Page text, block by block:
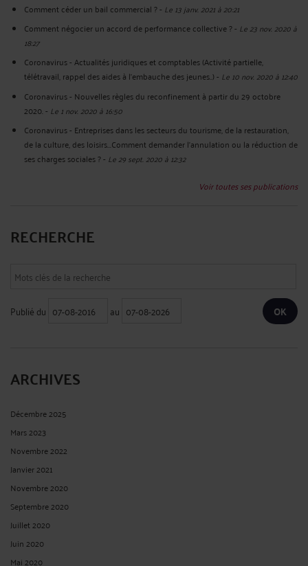
Comment céder un bail commercial ?- Le 13 janv. 2021 à 20:21
Comment négocier un accord de performance collective ?- Le 23 nov. 2020 à
18:27
Coronavirus - Actualités juridiques et comptables (Activité partielle,
télétravail, rappel des aides à l'embauche des jeunes..)- Le 10 nov. 2020 à 12:40
Coronavirus - Nouvelles règles du reconfinement à partir du 29 octobre
2020.- Le 1 nov. 2020 à 16:50
Coronavirus - Entreprises dans les secteurs du tourisme, de la restauration,
de la culture, des loisirs...Comment demander l'annulation ou la réduction de
ses charges sociales ?- Le 29 sept. 2020 à 12:32
Voir toutes ses publications
RECHERCHE
Publié du au
ARCHIVES
Décembre 2025
Mars 2023
Novembre 2022
Janvier 2021
Novembre 2020
Septembre 2020
Juillet 2020
Juin 2020
Mai 2020